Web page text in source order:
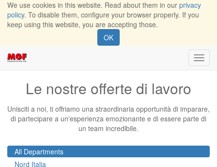
We use cookies in this website. Read about them in our privacy
policy. To disable them, configure your browser properly. If you
keep using this website, you are accepting those.
OK
Le nostre offerte di lavoro
Unisciti a noi, ti offriamo una straordinaria opportunità di imparare,
di partecipare a un'esperienza emozionante e di essere parte di
un team incredibile.
All Departments
Nord Italia